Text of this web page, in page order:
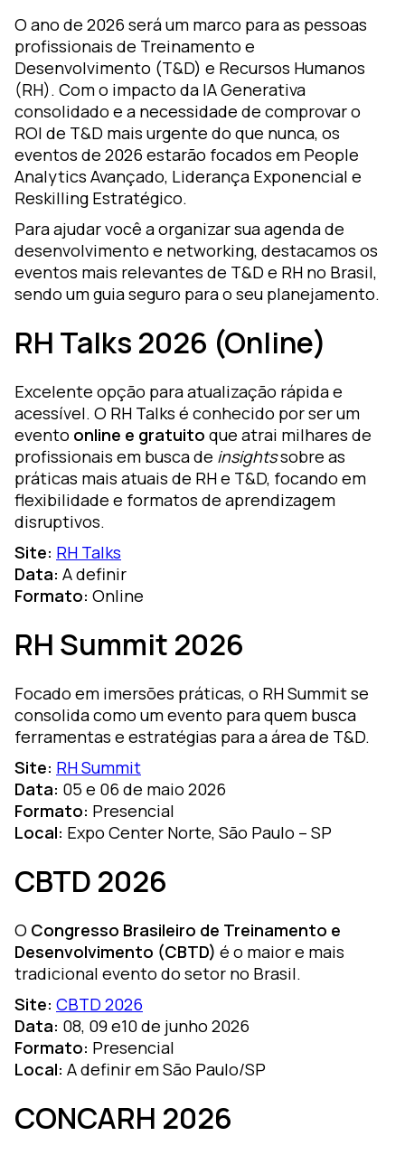
–
O ano de 2026 será um marco para as pessoas
profissionais de Treinamento e
Desenvolvimento (T&D) e Recursos Humanos
(RH). Com o impacto da IA Generativa
consolidado e a necessidade de comprovar o
ROI de T&D mais urgente do que nunca, os
eventos de 2026 estarão focados em People
Analytics Avançado, Liderança Exponencial e
Reskilling Estratégico.
Para ajudar você a organizar sua agenda de
desenvolvimento e networking, destacamos os
eventos mais relevantes de T&D e RH no Brasil,
sendo um guia seguro para o seu planejamento.
RH Talks 2026 (Online)
Excelente opção para atualização rápida e
acessível. O RH Talks é conhecido por ser um
evento online e gratuito que atrai milhares de
profissionais em busca de insightssobre as
práticas mais atuais de RH e T&D, focando em
flexibilidade e formatos de aprendizagem
disruptivos.
Site: RH Talks
Data: A definir
Formato: Online
RH Summit 2026
Focado em imersões práticas, o RH Summit se
consolida como um evento para quem busca
ferramentas e estratégias para a área de T&D.
Site: RH Summit
Data: 05 e 06 de maio 2026
Formato: Presencial
Local: Expo Center Norte, São Paulo – SP
CBTD 2026
O Congresso Brasileiro de Treinamento e
Desenvolvimento (CBTD) é o maior e mais
tradicional evento do setor no Brasil.
Site: CBTD 2026
Data: 08, 09 e10 de junho 2026
Formato: Presencial
Local: A definir em São Paulo/SP
CONCARH 2026